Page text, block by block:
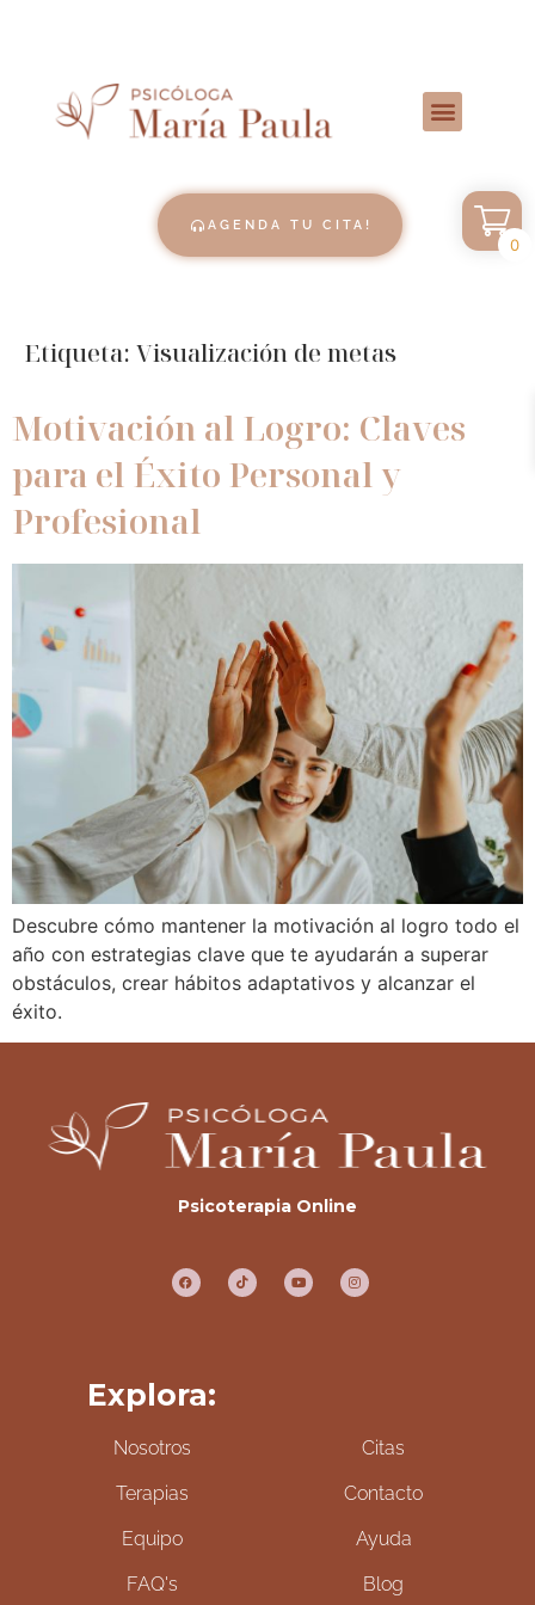
AGENDA TU CITA!
Etiqueta: Visualización de metas
Motivación al Logro: Claves
para el Éxito Personal y
Profesional
Descubre cómo mantener la motivación al logro todo el
año con estrategias clave que te ayudarán a superar
obstáculos, crear hábitos adaptativos y alcanzar el
éxito.
Psicoterapia Online
Explora:
Nosotros
Terapias
Equipo
FAQ's
Citas
Contacto
Ayuda
Blog
0